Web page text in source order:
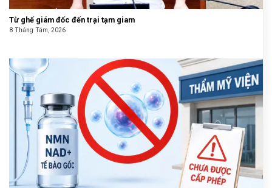
Từ ghế giám đốc đến trại tạm giam
8 Tháng Tám, 2026